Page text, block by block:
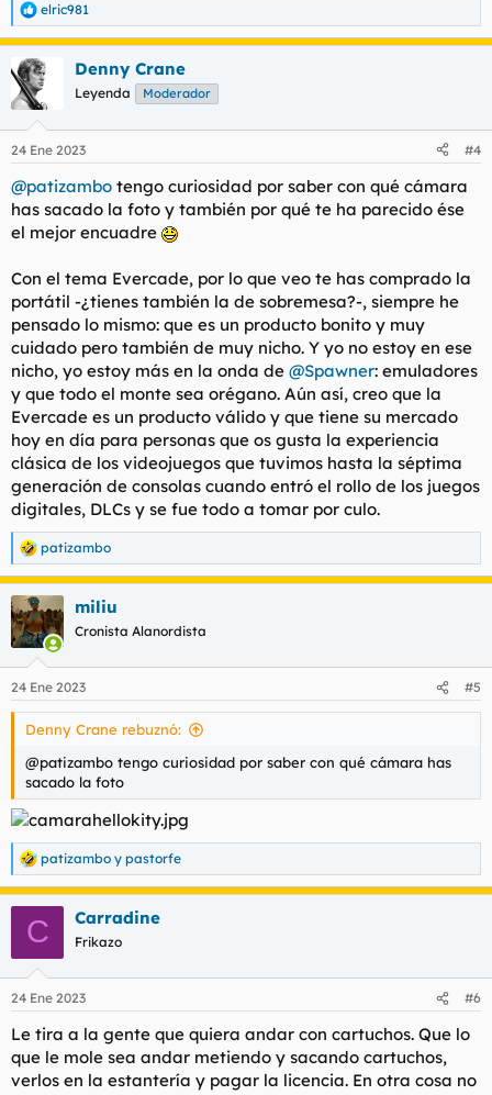
No soy youtuber y tampoco soy muy de presentar productos,
pero Cágame en el pecho, por favor.. Los cartuchos rondan
8 y 16 bits y juegos indie exclusivos.
¿Merece la pena? a día de hoy no, ya que se lanzó el 20 de
Diciembre con prisas y con todo por hacer, aunque ellos han
prometido actualizaciones vía Wi-fi con sorpresas, una posible
años de servicio a la consola, tanto con juegos como con
actualizaciones, yo la he comprado un poco como apuesta de
a ver si dan lo que prometen.
Cartuchos recomendados y de los cuales tengo los de Mega
Cat e Indie Heroes Vol. 1:
Pagina oficial y con los cartuchos disponibles:
Cartridges and Games
Evercade Cartridges offer hundreds of retro classics and curated
collections to enjoy. Insert, press start and play!
evercade.co.uk
Y nada, vayan posteando lo que consideren, un meneítoooo.
R
e
c
c
i
e
:
elric981
Denny Crane
Leyenda Moderador
24 Ene 2023 #4
@patizambo tengo curiosidad por saber con qué cámara
has sacado la foto y también por qué te ha parecido ése
el mejor encuadre
Con el tema Evercade, por lo que veo te has comprado la
portátil -¿tienes también la de sobremesa?-, siempre he
pensado lo mismo: que es un producto bonito y muy
cuidado pero también de muy nicho. Y yo no estoy en ese
nicho, yo estoy más en la onda de @Spawner: emuladores
y que todo el monte sea orégano. Aún así, creo que la
Evercade es un producto válido y que tiene su mercado
hoy en día para personas que os gusta la experiencia
clásica de los videojuegos que tuvimos hasta la séptima
generación de consolas cuando entró el rollo de los juegos
digitales, DLCs y se fue todo a tomar por culo.
R
e
a
c
c
i
e
s
patizambo
miliu
Cronista Alanordista
24 Ene 2023 #5
Denny Crane rebuznó:
@patizambo tengo curiosidad por saber con qué cámara has
sacado la foto
R
e
a
e
:
patizambo y pastorfe
C Carradine
Frikazo
24 Ene 2023 #6
Le tira a la gente que quiera andar con cartuchos. Que lo
que le mole sea andar metiendo y sacando cartuchos,
verlos en la estantería y pagar la licencia. En otra cosa no